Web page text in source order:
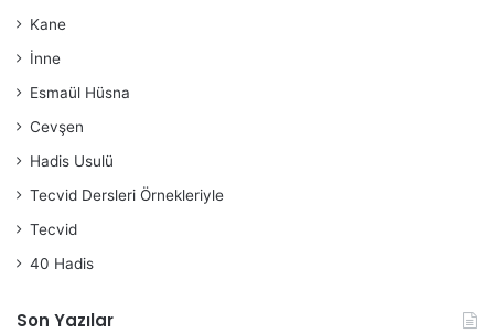
Kane
İnne
Esmaül Hüsna
Cevşen
Hadis Usulü
Tecvid Dersleri Örnekleriyle
Tecvid
40 Hadis
Son Yazılar